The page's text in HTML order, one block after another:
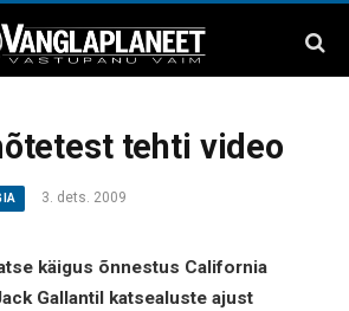
tehti video
3. dets. 2009
käigus õnnestus California
Gallantil katsealuste ajust